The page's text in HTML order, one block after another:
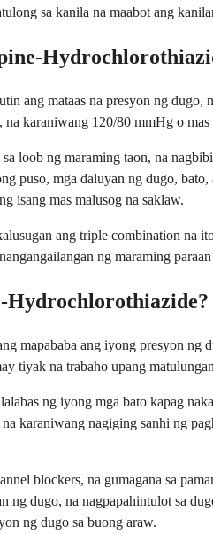
sa kanila na maabot ang
ang mataas na presyon ng
karaniwang 120/80 mmHg o mas
loob ng maraming taon, na
puso, mga daluyan ng dugo,
isang mas malusog na saklaw.
ang triple combination
ng maraming
Hydrochlorothiazide?
mapababa ang iyong presyon
tiyak na trabaho upang
ng iyong mga bato kapag
karaniwang nagiging sanhi ng
blockers, na gumagana sa
dugo, na nagpapahintulot sa
ng dugo sa buong araw.